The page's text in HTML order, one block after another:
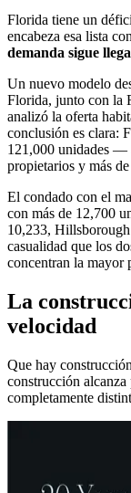
Florida tiene un
encabeza esa lista
demanda sigue
Un nuevo modelo
Florida, junto con la
analizó la oferta
conclusión es clara:
121,000 unidades —
propietarios y más
El condado con el
con más de 12,700
10,233,
casualidad que los
concentran la mayor
La
velocidad
Que hay
construcción alcanza
completamente